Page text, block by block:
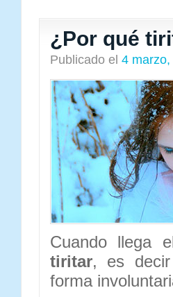
¿Por qué
Publicado el 4
Cuando llega
tiritar, es
forma